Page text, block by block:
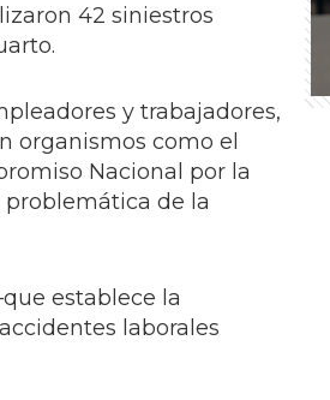
42 siniestros
y trabajadores,
organismos como el
Nacional por la
problemática de la
establece la
laborales